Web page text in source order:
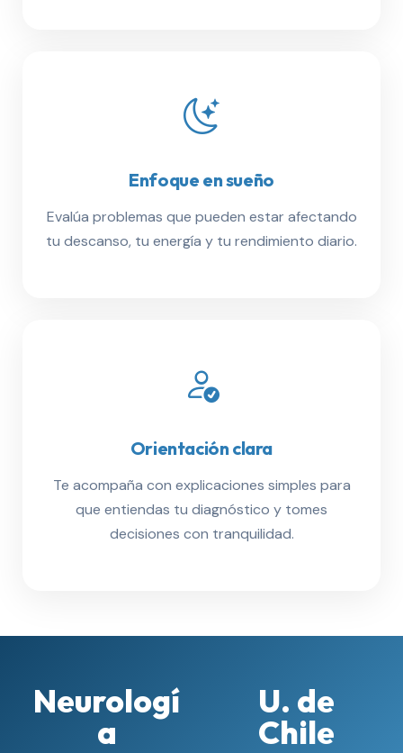
Enfoque en sueño
Evalúa problemas que pueden estar afectando
tu descanso, tu energía y tu rendimiento diario.
Orientación clara
Te acompaña con explicaciones simples para
que entiendas tu diagnóstico y tomes
decisiones con tranquilidad.
Neurologí
a
U. de
Chile